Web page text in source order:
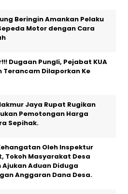
Beringin Amankan Pelaku
Motor dengan Cara
Dugaan Pungli, Pejabat KUA
Terancam Dilaporkan Ke
Jaya Rupat Rugikan
Pemotongan Harga
Sepihak.
Oleh Inspektur
Tokoh Masyarakat Desa
Aduan Diduga
Anggaran Dana Desa.